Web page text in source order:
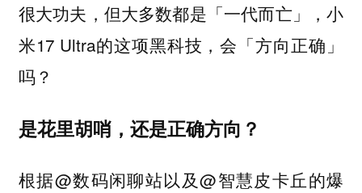
很大功夫，但大多数都是「一代而亡」，小
米17 Ultra的这项黑科技，会「方向正确」
吗？
是花里胡哨，还是正确方向？
根据@数码闲聊站以及@智慧皮卡丘的爆